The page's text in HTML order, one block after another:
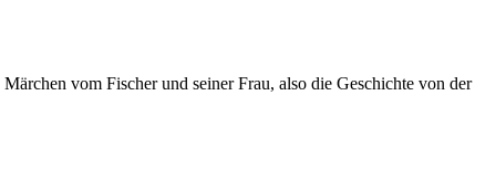
vom Fischer und seiner Frau, also die Geschichte von der